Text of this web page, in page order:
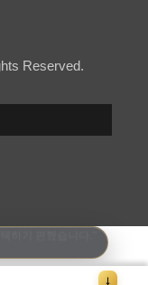
Reserved.
↓